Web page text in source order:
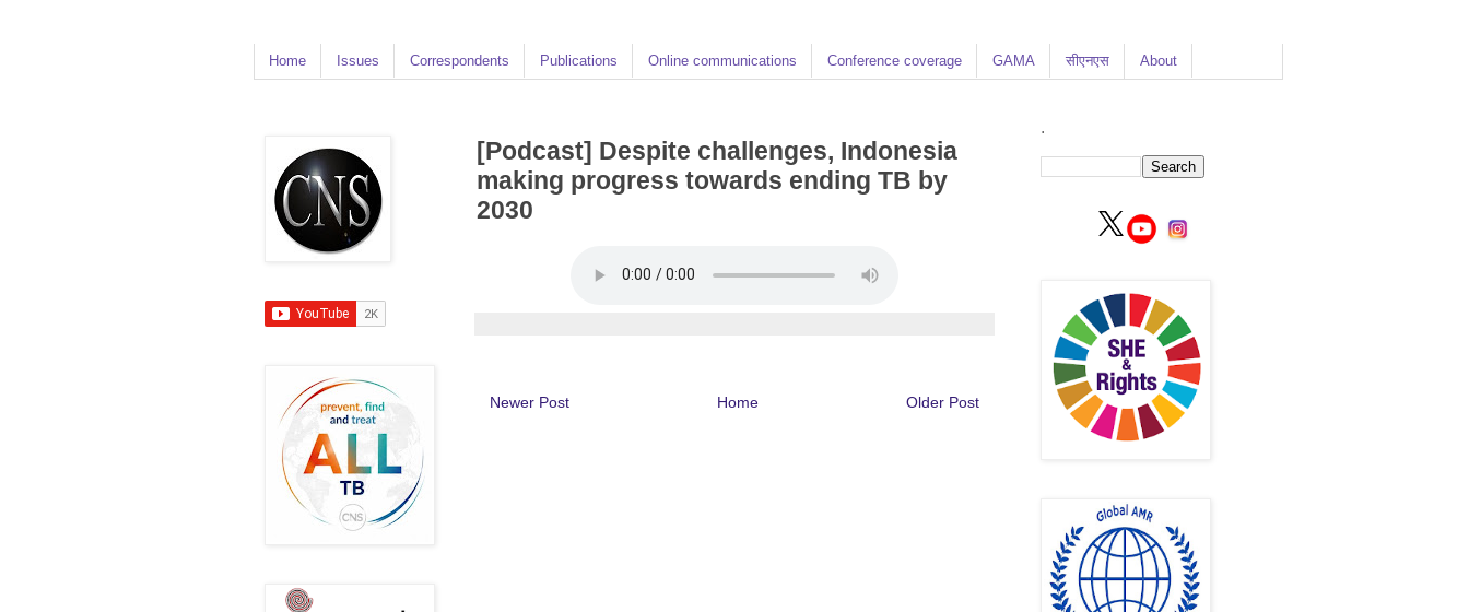
Home Issues Correspondents Publications Online communications Conference coverage GAMA सीएनएस About
[Podcast] Despite challenges, Indonesia
making progress towards ending TB by
2030
Newer Post Older Post
Home
.